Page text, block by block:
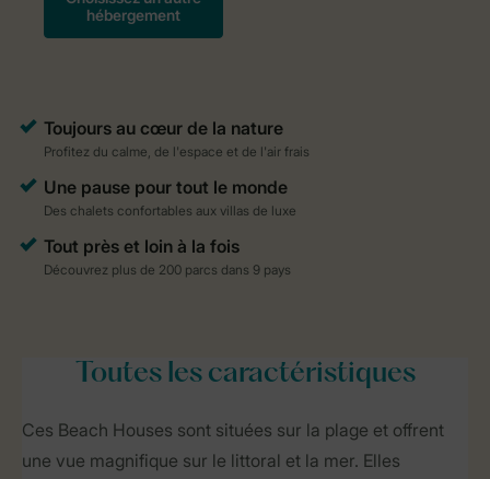
Toutesles caractéristiques
Ces Beach Houses sont situées sur la plage et offrent
une vue magnifique sur le littoral et la mer. Elles